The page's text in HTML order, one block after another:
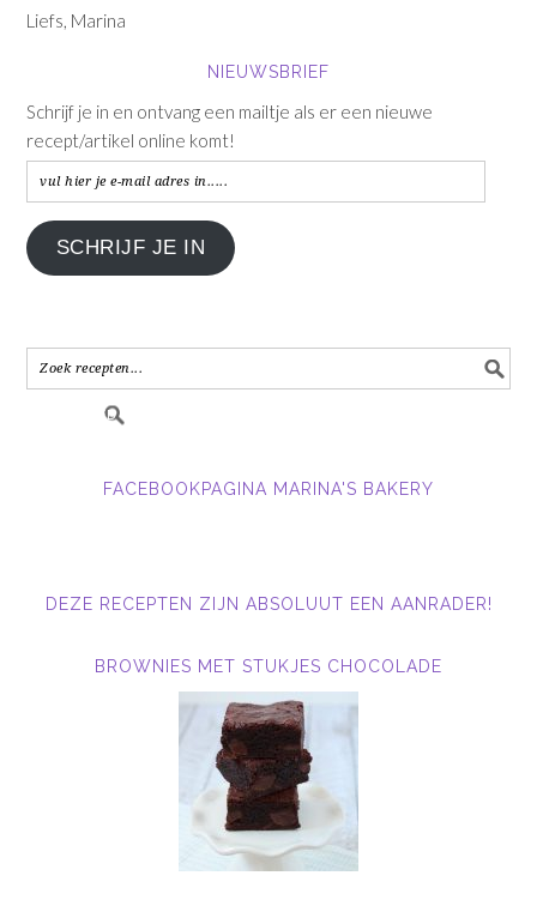
Liefs, Marina
NIEUWSBRIEF
Schrijf je in en ontvang een mailtje als er een nieuwe
recept/artikel online komt!
vul
hier
je
e-
in.....
SCHRIJF JE IN
FACEBOOKPAGINA MARINA'S BAKERY
DEZE RECEPTEN ZIJN ABSOLUUT EEN AANRADER!
BROWNIES MET STUKJES CHOCOLADE